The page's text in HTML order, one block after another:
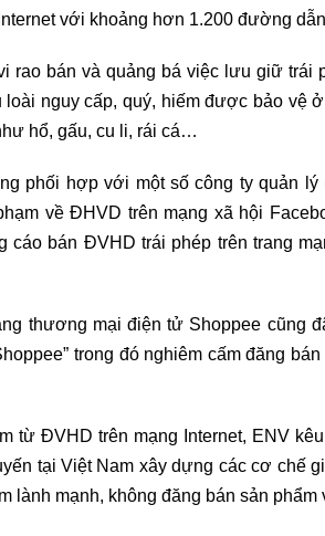
với khoảng hơn 1.200 đường
rao bán và quảng bá việc lưu giữ trái
nguy cấp, quý, hiếm được bảo vệ
hổ, gấu, cu li, rái cá…
phối hợp với một số công ty quản
về ĐHVD trên mạng xã hội
cáo bán ĐVHD trái phép trên trang
thương mại điện tử Shoppee cũng
trong đó nghiêm cấm đăng
từ ĐVHD trên mạng Internet, ENV
tại Việt Nam xây dựng các cơ chế
lành mạnh, không đăng bán sản phẩm